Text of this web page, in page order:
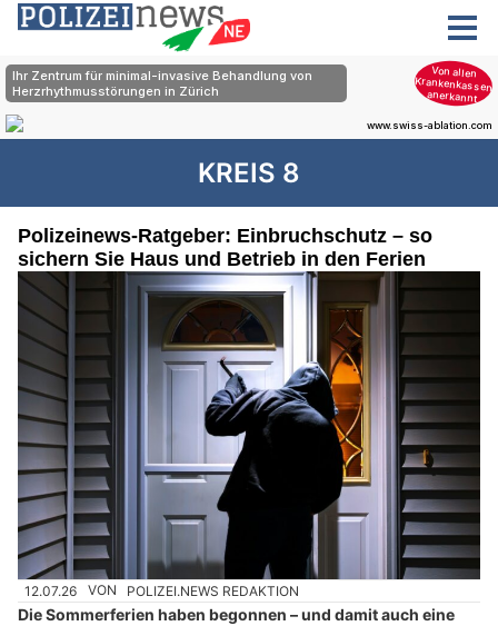
KREIS 8
Polizeinews-Ratgeber: Einbruchschutz – so
sichern Sie Haus und Betrieb in den Ferien
12.07.26 VON POLIZEI.NEWS REDAKTION
Die Sommerferien haben begonnen – und damit auch eine